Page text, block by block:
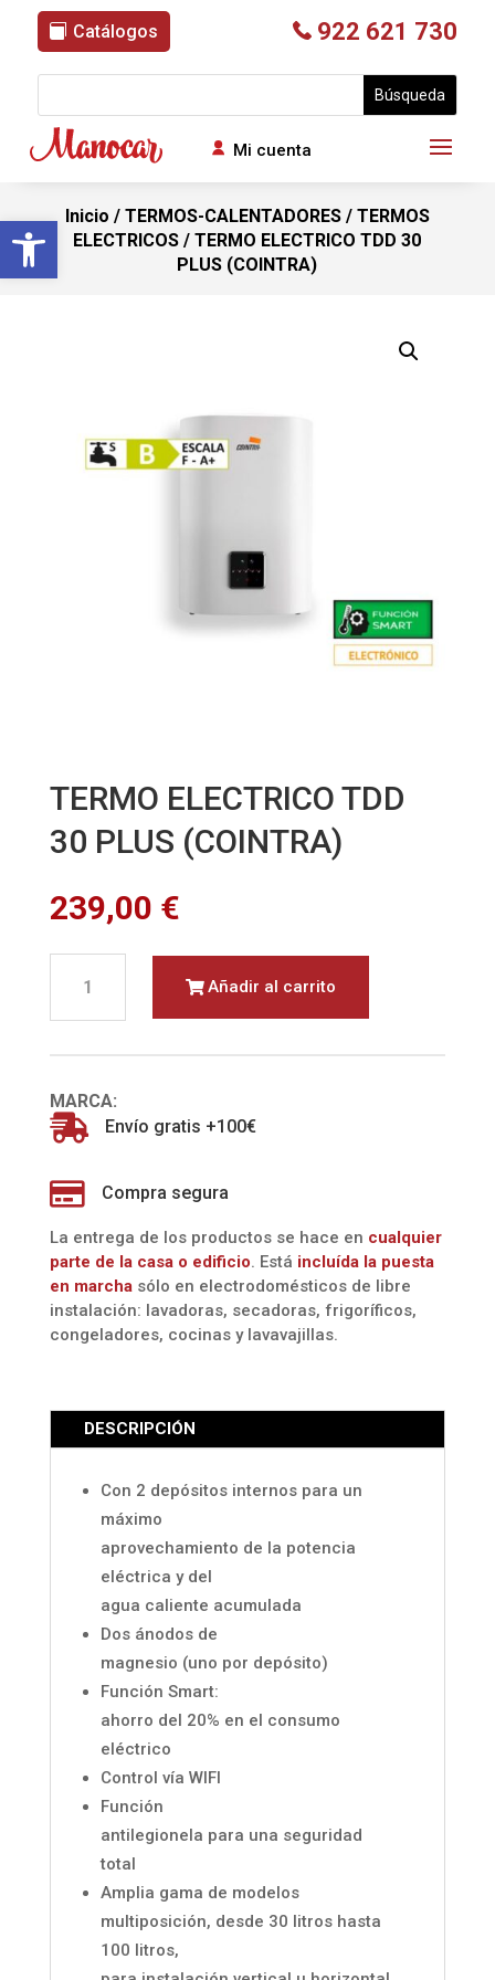
Abrir barra de herramientas
Catálogos 922 621 730
Mi cuenta
Inicio / TERMOS-CALENTADORES/ TERMOS
ELECTRICOS / TERMO ELECTRICO TDD 30
PLUS (COINTRA)
TERMO ELECTRICO TDD
30 PLUS (COINTRA)
239,00 €
ELECTRICO
cantidad
Añadir al carrito
MARCA:
 Envío gratis +100€
 Compra segura
La entrega de los productos se hace en cualquier
parte de la casa o edificio. Está incluída la puesta
en marchasólo en electrodomésticos de libre
instalación: lavadoras, secadoras, frigoríficos,
congeladores, cocinas y lavavajillas.
DESCRIPCIÓN
Con 2 depósitos internos para un
máximo
aprovechamiento de la potencia
eléctrica y del
agua caliente acumulada
Dos ánodos de
magnesio (uno por depósito)
Función Smart:
ahorro del 20% en el consumo
eléctrico
Control vía WIFI
Función
antilegionela para una seguridad
total
Amplia gama de modelos
multiposición, desde 30 litros hasta
100 litros,